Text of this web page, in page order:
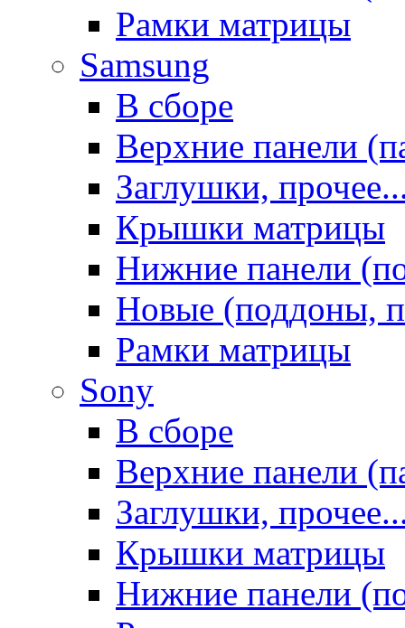
Рамки матрицы
Samsung
В сборе
Верхние панели
Заглушки,
Крышки матрицы
Нижние панели
Новые (поддоны,
Рамки матрицы
Sony
В сборе
Верхние панели
Заглушки,
Крышки матрицы
Нижние панели